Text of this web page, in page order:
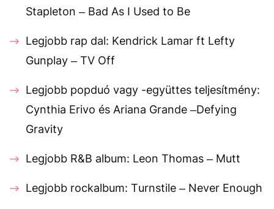
Stapleton – Bad As I Used to Be
Legjobb rap dal: Kendrick Lamar ft Lefty
Gunplay – TV Off
Legjobb popduó vagy -együttes teljesítmény:
Cynthia Erivo és Ariana Grande –Defying
Gravity
Legjobb R&B album: Leon Thomas – Mutt
Legjobb rockalbum: Turnstile – Never Enough